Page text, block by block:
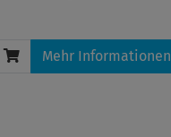
Mehr Informationen